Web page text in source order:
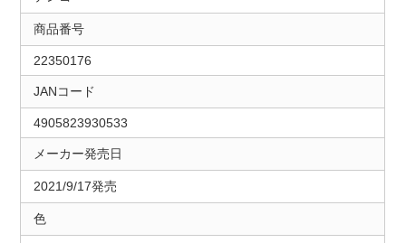
商品番号
22350176
JANコード
4905823930533
メーカー発売日
2021/9/17発売
色